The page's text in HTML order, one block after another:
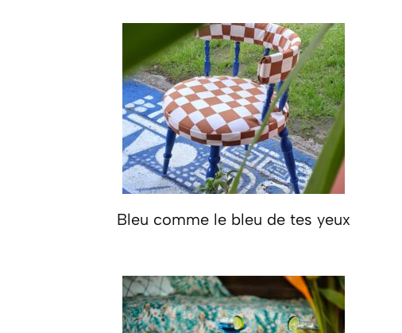
Bleu comme le bleu de tes yeux